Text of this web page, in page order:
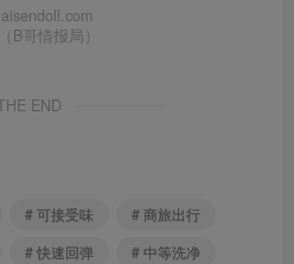
B哥情报局）
END
# 可接受味
# 商旅出行
# 快速回弹
# 中等洗净